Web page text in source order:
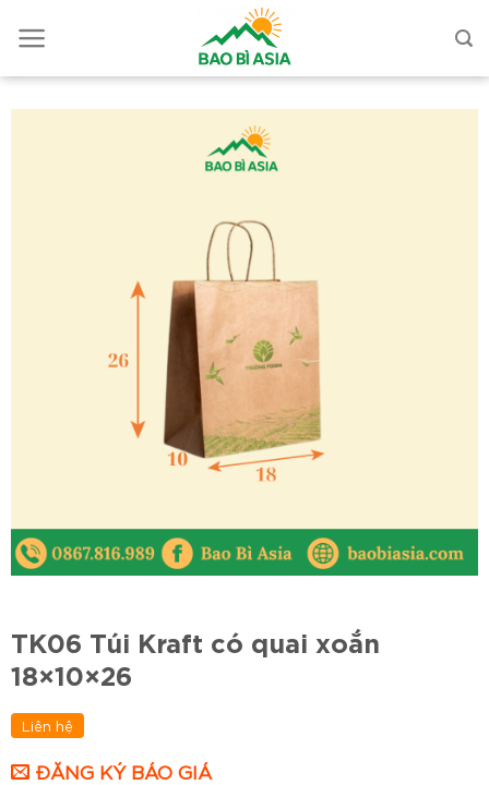
TK06 Túi Kraft có quai xoắn
18×10×26
Liên hệ
ĐĂNG KÝ BÁO GIÁ